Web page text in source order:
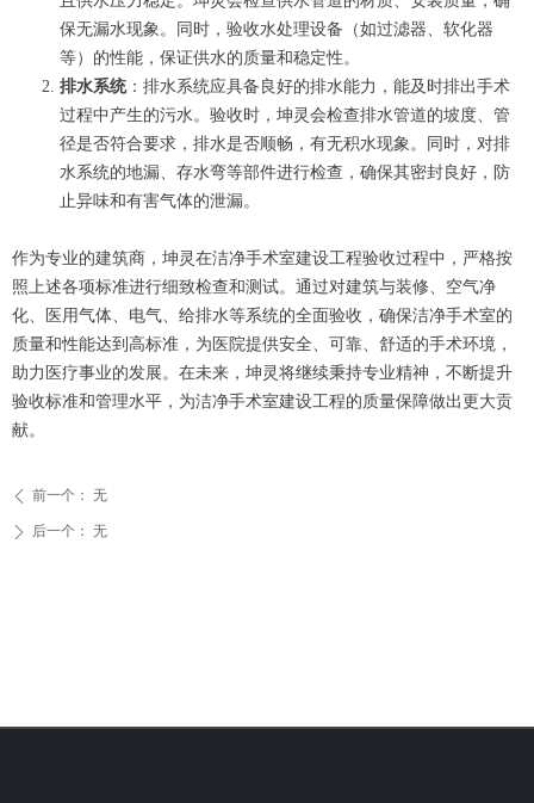
保无漏水现象。同时，验收水处理设备（如过滤器、软化器
等）的性能，保证供水的质量和稳定性。
排水系统：排水系统应具备良好的排水能力，能及时排出手术
过程中产生的污水。验收时，坤灵会检查排水管道的坡度、管
径是否符合要求，排水是否顺畅，有无积水现象。同时，对排
水系统的地漏、存水弯等部件进行检查，确保其密封良好，防
止异味和有害气体的泄漏。
作为专业的建筑商，坤灵在洁净手术室建设工程验收过程中，严格按
照上述各项标准进行细致检查和测试。通过对建筑与装修、空气净
化、医用气体、电气、给排水等系统的全面验收，确保洁净手术室的
质量和性能达到高标准，为医院提供安全、可靠、舒适的手术环境，
助力医疗事业的发展。在未来，坤灵将继续秉持专业精神，不断提升
验收标准和管理水平，为洁净手术室建设工程的质量保障做出更大贡
献。
ꄴ 前一个： 无
ꄲ 后一个： 无